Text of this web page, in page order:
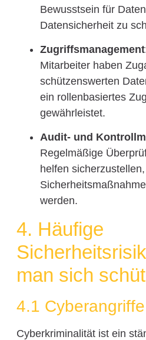
Bewusstsein für
Datensicherheit zu
Zugriffsmanagement
Mitarbeiter haben
schützenswerten
ein rollenbasiertes
gewährleistet.
Audit- und
Regelmäßige
helfen
werden.
4. Häufige
man sich
4.1 Cyberangriffe
Cyberkriminalität ist ein